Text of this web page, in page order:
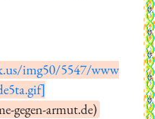
img50/5547/www
gegen-armut.de)